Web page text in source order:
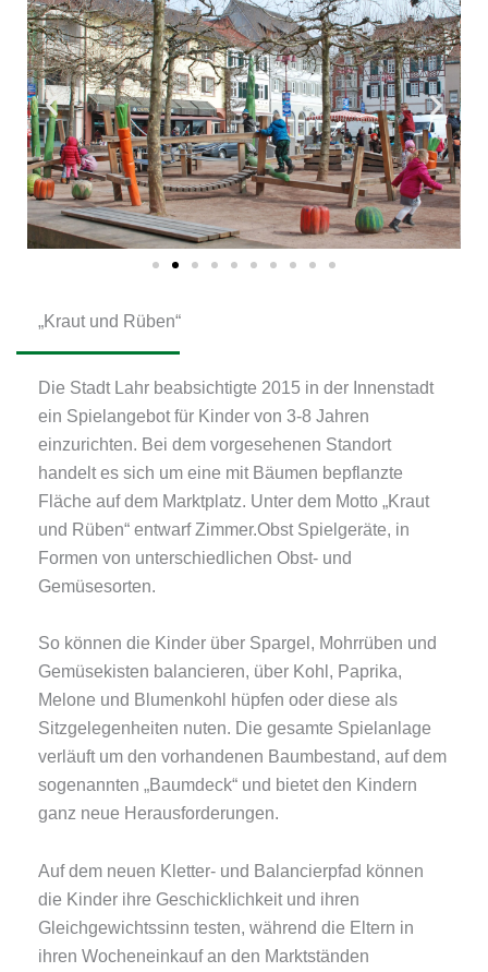
„Kraut und Rüben“
Die Stadt Lahr beabsichtigte 2015 in der Innenstadt
ein Spielangebot für Kinder von 3-8 Jahren
einzurichten. Bei dem vorgesehenen Standort
handelt es sich um eine mit Bäumen bepflanzte
Fläche auf dem Marktplatz. Unter dem Motto „Kraut
und Rüben“ entwarf Zimmer.Obst Spielgeräte, in
Formen von unterschiedlichen Obst- und
Gemüsesorten.
So können die Kinder über Spargel, Mohrrüben und
Gemüsekisten balancieren, über Kohl, Paprika,
Melone und Blumenkohl hüpfen oder diese als
Sitzgelegenheiten nuten. Die gesamte Spielanlage
verläuft um den vorhandenen Baumbestand, auf dem
sogenannten „Baumdeck“ und bietet den Kindern
ganz neue Herausforderungen.
Auf dem neuen Kletter- und Balancierpfad können
die Kinder ihre Geschicklichkeit und ihren
Gleichgewichtssinn testen, während die Eltern in
ihren Wocheneinkauf an den Marktständen